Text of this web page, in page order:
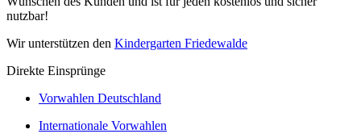
nutzbar!
Wir unterstützen den Kindergarten Friedewalde
Direkte Einsprünge
Vorwahlen Deutschland
Internationale Vorwahlen